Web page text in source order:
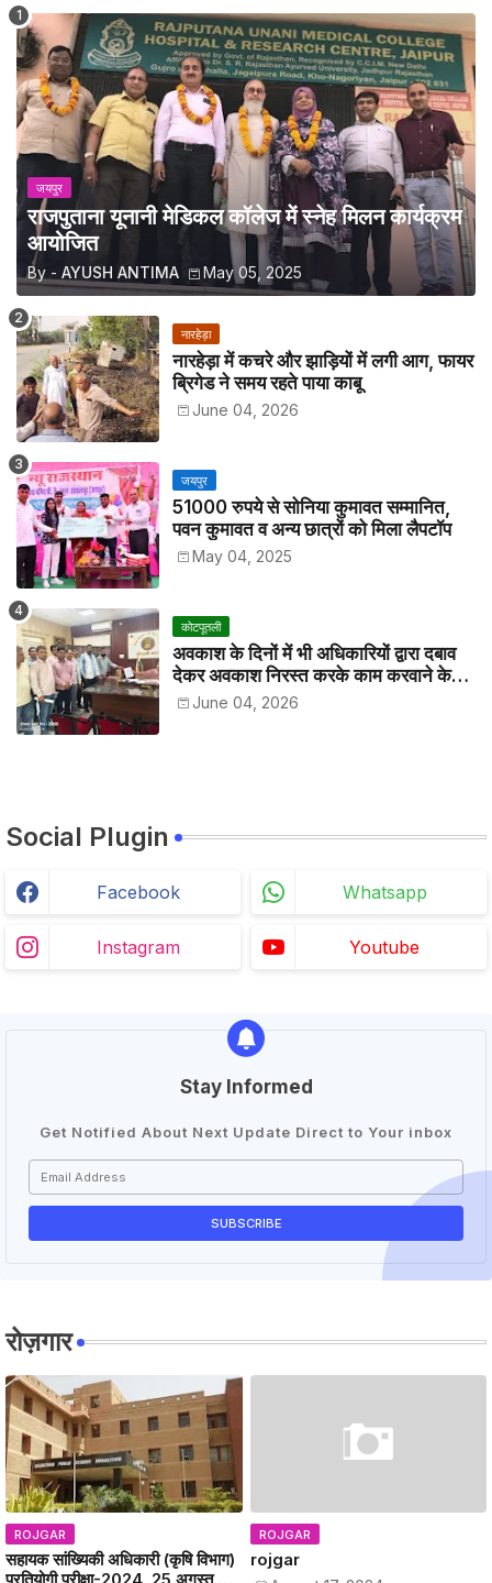
जयपुर
राजपुताना यूनानी मेडिकल कॉलेज में स्नेह मिलन कार्यक्रम
आयोजित
By - AYUSH ANTIMA May 05, 2025
नारहेड़ा
नारहेड़ा में कचरे और झाड़ियों में लगी आग, फायर
ब्रिगेड ने समय रहते पाया काबू
June 04, 2026
जयपुर
51000 रुपये से सोनिया कुमावत सम्मानित,
पवन कुमावत व अन्य छात्रों को मिला लैपटॉप
May 04, 2025
कोटपूतली
अवकाश के दिनों में भी अधिकारियों द्वारा दबाव
देकर अवकाश निरस्त करके काम करवाने के
विरोध में कर्मचारियों ने जिला कलेक्टर को सीएस
के नाम दिया ज्ञापन
June 04, 2026
Social Plugin
Facebook Whatsapp
Instagram Youtube
Stay Informed
Get Notified About Next Update Direct to Your inbox
रोज़गार
ROJGAR
सहायक सांख्यिकी अधिकारी (कृषि विभाग)
प्रतियोगी परीक्षा-2024, 25 अगस्त को
ROJGAR
rojgar